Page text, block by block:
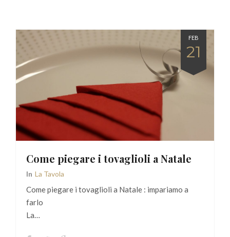
FEB
21
Come piegare i tovaglioli a Natale
In La Tavola
Come piegare i tovaglioli a Natale : impariamo a
farlo
La…